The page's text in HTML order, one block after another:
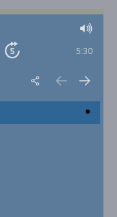
5:30